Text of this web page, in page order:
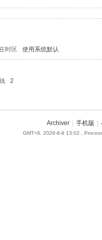
时区 使用系统默认
2
Archiver 手机版
GMT+8, 2026-8-8 13:02 ,